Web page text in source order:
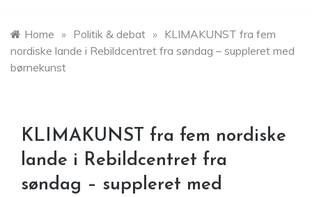
Home » Politik & debat » KLIMAKUNST fra fem
nordiske lande i Rebildcentret fra søndag – suppleret med
børnekunst
KLIMAKUNST fra fem nordiske
lande i Rebildcentret fra
søndag – suppleret med